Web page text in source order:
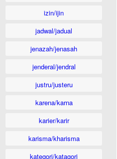
izin/ijin
jadwal/jadual
jenazah/jenasah
jenderal/jendral
justru/justeru
karena/karna
karier/karir
karisma/kharisma
kategori/katagori